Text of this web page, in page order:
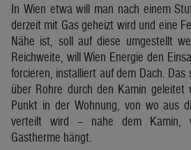
In Wien etwa will man nach einem
derzeit mit Gas geheizt wird und eine
Nähe ist, soll auf diese umgestellt
Reichweite, will Wien Energie den
forcieren, installiert auf dem Dach. Das
über Rohre durch den Kamin geleitet
Punkt in der Wohnung, von wo aus
verteilt wird – nahe dem Kamin,
Gastherme hängt.